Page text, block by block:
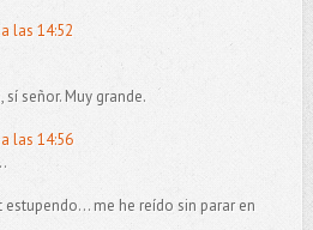
las 14:52
señor. Muy grande.
las 14:56
me he reído sin parar en